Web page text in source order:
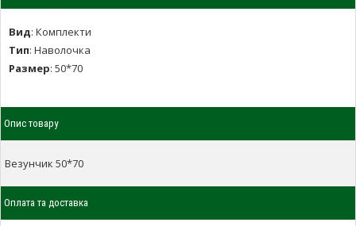
Вид: Комплекти
Тип: Наволочка
Размер: 50*70
Опис товару
Везунчик 50*70
Оплата та доставка